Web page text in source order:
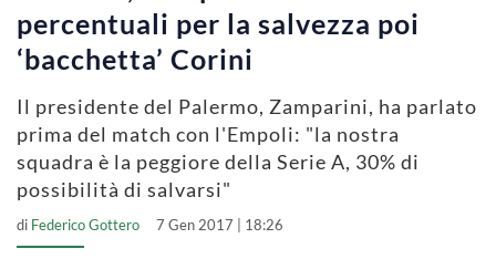
percentuali per la salvezza poi
‘bacchetta’ Corini
Il presidente del Palermo, Zamparini, ha parlato
prima del match con l'Empoli: "la nostra
squadra è la peggiore della Serie A, 30% di
possibilità di salvarsi"
di Federico Gottero 7 Gen 2017 | 18:26